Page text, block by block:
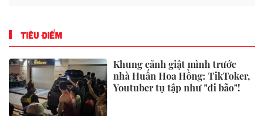
TIÊU ĐIỂM
Khung cảnh giật mình trước
nhà Huấn Hoa Hồng: TikToker,
Youtuber tụ tập như "đi bão"!